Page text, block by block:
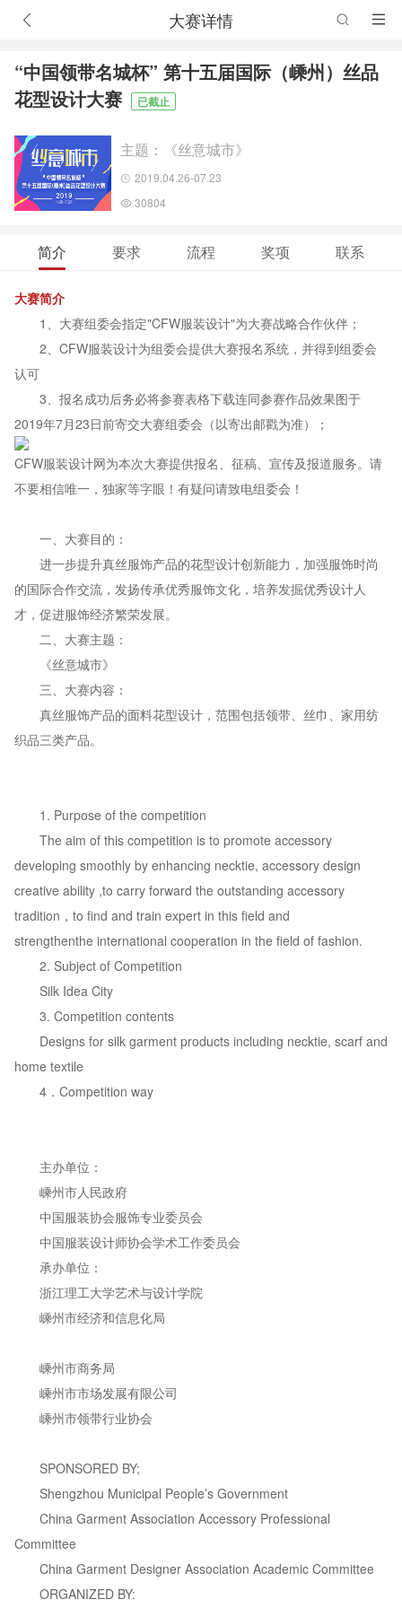
大赛详情
“中国领带名城杯” 第十五届国际（嵊州）丝品
花型设计大赛
已截止
主题：《丝意城市》
2019.04.26-07.23
30804
简介 要求 流程 奖项 联系
大赛简介
1、大赛组委会指定"CFW服装设计"为大赛战略合作伙伴；
2、CFW服装设计为组委会提供大赛报名系统，并得到组委会
认可
3、报名成功后务必将参赛表格下载连同参赛作品效果图于
2019年7月23日前寄交大赛组委会（以寄出邮戳为准）；
CFW服装设计网为本次大赛提供报名、征稿、宣传及报道服务。请
不要相信唯一，独家等字眼！有疑问请致电组委会！
一、大赛目的：
进一步提升真丝服饰产品的花型设计创新能力，加强服饰时尚
的国际合作交流，发扬传承优秀服饰文化，培养发掘优秀设计人
才，促进服饰经济繁荣发展。
二、大赛主题：
《丝意城市》
三、大赛内容：
真丝服饰产品的面料花型设计，范围包括领带、丝巾、家用纺
织品三类产品。
1. Purpose of the competition
The aim of this competition is to promote accessory
developing smoothly by enhancing necktie, accessory design
creative ability ,to carry forward the outstanding accessory
tradition，to find and train expert in this field and
strengthenthe international cooperation in the field of fashion.
2. Subject of Competition
Silk Idea City
3. Competition contents
Designs for silk garment products including necktie, scarf and
home textile
4．Competition way
主办单位：
嵊州市人民政府
中国服装协会服饰专业委员会
中国服装设计师协会学术工作委员会
承办单位：
浙江理工大学艺术与设计学院
嵊州市经济和信息化局
嵊州市商务局
嵊州市市场发展有限公司
嵊州市领带行业协会
SPONSORED BY;
Shengzhou Municipal People’s Government
China Garment Association Accessory Professional
Committee
China Garment Designer Association Academic Committee
ORGANIZED BY: